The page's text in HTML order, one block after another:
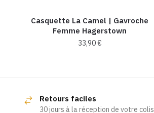
Casquette La Camel​ | Gavroche
Femme Hagerstown
33,90€
Retours faciles
30 jours à la réception de votre colis